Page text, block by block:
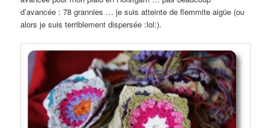
d’avancée : 78 grannies … je suis atteinte de flemmite aigüe (ou
alors je suis terriblement dispersée :lol:).